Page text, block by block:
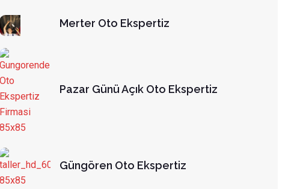
Merter Oto Ekspertiz
Pazar Günü Açık Oto Ekspertiz
Güngören Oto Ekspertiz